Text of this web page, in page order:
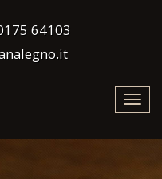
64103